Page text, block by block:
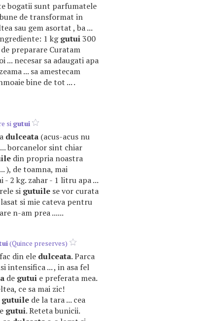
bogatii sunt parfumatele
de transformat in
sau gem asortat , ba ...
1 kggutui300
preparare Curatam
... necesar sa adaugati apa
... sa amestecam
bine de tot ... .
si gutui
dulceata (acus-acus nu
borcanelor sint chiar
din propria noastra
), de toamna, mai
- 2 kg. zahar - 1 litru apa ...
si gutuile se vor curata
si mie cateva pentru
n-am prea ......
(Quince preserves)
din ele dulceata. Parca
intensifica ... , in asa fel
de gutui e preferata mea.
ce sa mai zic!
gutuile de la tara ... cea
gutui. Reteta bunicii.